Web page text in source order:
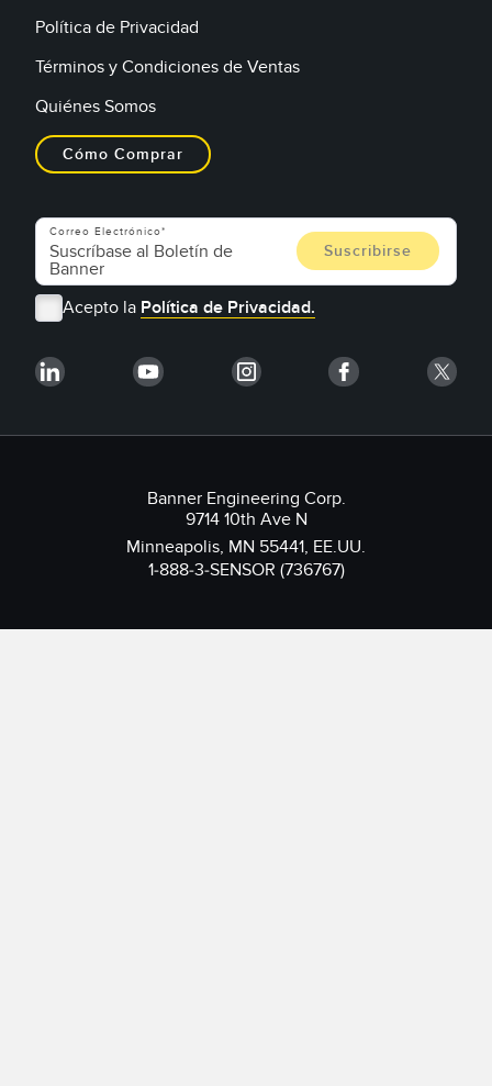
Política de Privacidad
Términos y Condiciones de Ventas
Quiénes Somos
Cómo Comprar
Correo Electrónico
Acepto la Política de Privacidad.
Banner Engineering Corp.
9714 10th Ave N
Minneapolis, MN 55441, EE.UU.
1-888-3-SENSOR (736767)